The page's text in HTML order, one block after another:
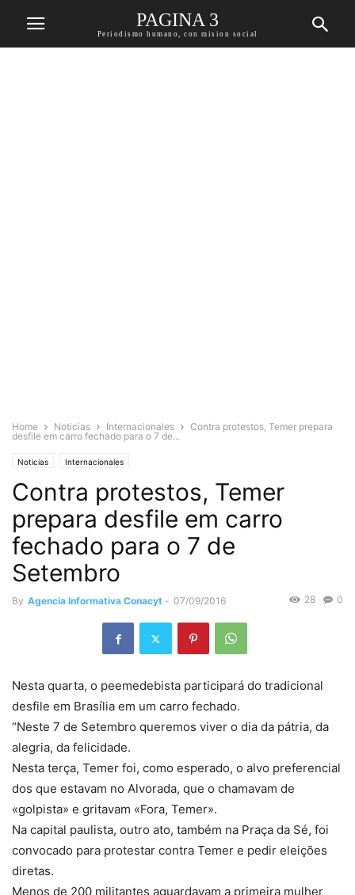
PAGINA 3
Periodismo humano, con mision social
Home Noticias Internacionales
Contra protestos, Temer prepara
desfile em carro fechado para o 7 de...
Noticias Internacionales
Contra protestos, Temer
prepara desfile em carro
fechado para o 7 de
Setembro
By Agencia Informativa Conacyt - 07/09/2016 0
28
Nesta quarta, o peemedebista participará do tradicional
desfile em Brasília em um carro fechado.
“Neste 7 de Setembro queremos viver o dia da pátria, da
alegria, da felicidade.
Nesta terça, Temer foi, como esperado, o alvo preferencial
dos que estavam no Alvorada, que o chamavam de
«golpista» e gritavam «Fora, Temer».
Na capital paulista, outro ato, também na Praça da Sé, foi
convocado para protestar contra Temer e pedir eleições
diretas.
Menos de 200 militantes aguardavam a primeira mulher